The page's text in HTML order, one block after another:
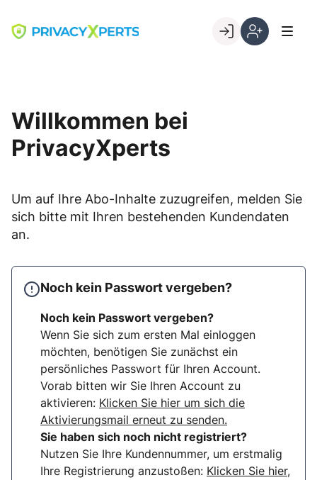
content
Go to landing page.
Willkommen bei
PrivacyXperts
Um auf Ihre Abo-Inhalte zuzugreifen, melden Sie
sich bitte mit Ihren bestehenden Kundendaten
an.
Noch kein Passwort vergeben?
Noch kein Passwort vergeben?
Wenn Sie sich zum ersten Mal einloggen
möchten, benötigen Sie zunächst ein
persönliches Passwort für Ihren Account.
Vorab bitten wir Sie Ihren Account zu
aktivieren: Klicken Sie hier um sich die
Aktivierungsmail erneut zu senden.
Sie haben sich noch nicht registriert?
Nutzen Sie Ihre Kundennummer, um erstmalig
Ihre Registrierung anzustoßen: Klicken Sie hier,